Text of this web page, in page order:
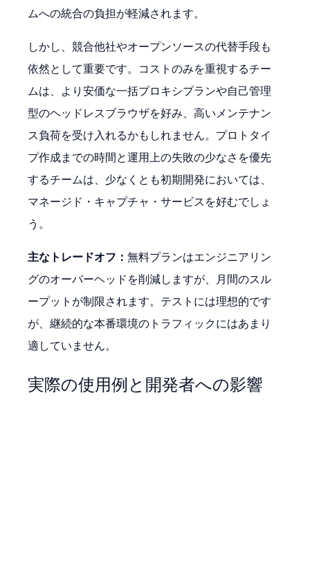
ムへの統合の負担が軽減されます。
しかし、競合他社やオープンソースの代替手段も
依然として重要です。コストのみを重視するチー
ムは、より安価な一括プロキシプランや自己管理
型のヘッドレスブラウザを好み、高いメンテナン
ス負荷を受け入れるかもしれません。プロトタイ
プ作成までの時間と運用上の失敗の少なさを優先
するチームは、少なくとも初期開発においては、
マネージド・キャプチャ・サービスを好むでしょ
う。
主なトレードオフ：無料プランはエンジニアリン
グのオーバーヘッドを削減しますが、月間のスル
ープットが制限されます。テストには理想的です
が、継続的な本番環境のトラフィックにはあまり
適していません。
実際の使用例と開発者への影響